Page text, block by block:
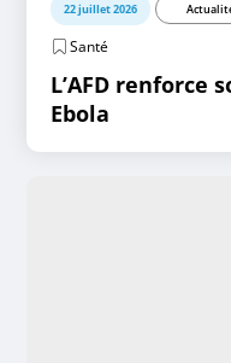
22 juillet 2026
Santé
L’AFD renforce
Ebola